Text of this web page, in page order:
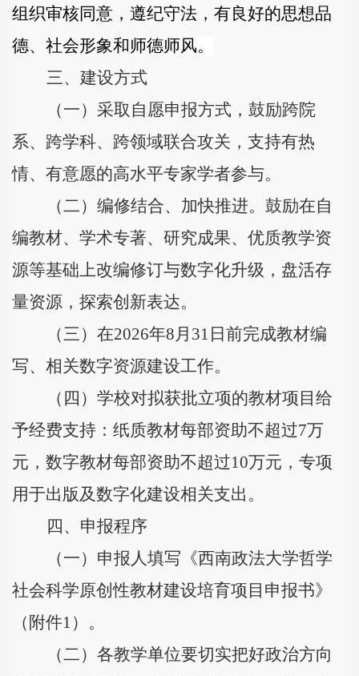
组织审核同意，遵纪守法，有良好的思想品
德、社会形象和师德师风。
三、建设方式
（一）采取自愿申报方式 ，鼓励跨院
系、跨学科、跨领域联合攻关，支持有热
情、有意愿的高水平专家学者参与。
（二）编修结合、加快推进。鼓励在自
编教材、学术专著、研究成果、优质教学资
源等基础上改编修订与数字化升级，盘活存
量资源，探索创新表达。
（三）在2026年8月31日前完成教材编
写、相关数字资源建设工作。
（四）学校对拟获批立项的教材项目给
予经费支持：纸质教材每部资助不超过7万
元，数字教材每部资助不超过10万元，专项
用于出版及数字化建设相关支出。
四、申报程序
（一）申报人填写《西南政法大学哲学
社会科学原创性教材建设培育项目申报书》
（附件1）。
（二）各教学单位要切实把好政治方向